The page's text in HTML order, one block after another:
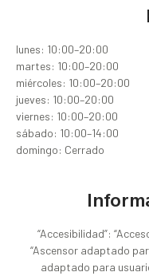
lunes: 10:00–20:00
martes: 10:00–20:00
miércoles: 10:00–20:00
jueves: 10:00–20:00
viernes: 10:00–20:00
sábado: 10:00–14:00
domingo: Cerrado
“Accesibilidad”:
“Ascensor adaptado
adaptado para